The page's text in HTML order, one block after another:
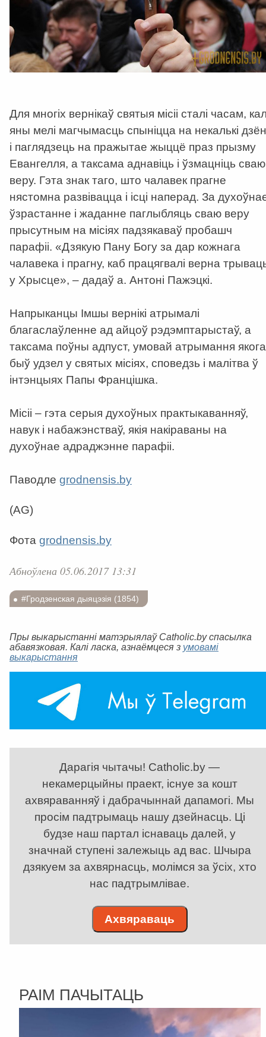
Для многіх вернікаў святыя місіі сталі часам,
яны мелі магчымасць спыніцца на некалькі дзён
і паглядзець на пражытае жыццё праз прызму
Евангелля, а таксама аднавіць і ўзмацніць сваю
веру. Гэта знак таго, што чалавек прагне
нястомна развівацца і ісці наперад. За
ўзрастанне і жаданне паглыбляць сваю веру
прысутным на місіях падзякаваў пробашч
парафіі. «Дзякую Пану Богу за дар кожнага
чалавека і прагну, каб працягвалі верна
у Хрысце», – дадаў а. Антоні Пажэцкі.
Напрыканцы Імшы вернікі атрымалі
благаслаўленне ад айцоў рэдэмптарыстаў, а
таксама поўны адпуст, умовай атрымання якога
быў удзел у святых місіях, споведзь і малітва ў
інтэнцыях Папы Францішка.
Місіі – гэта серыя духоўных практыкаванняў,
навук і набажэнстваў, якія накіраваны на
духоўнае адраджэнне парафіі.
Паводле grodnensis.by
(AG)
Фота grodnensis.by
Абноўлена 05.06.2017 13:31
#Гродзенская дыяцэзія (1854)
Пры выкарыстанні матэрыялаў Catholic.by спасылка
абавязковая. Калі ласка, азнаёмцеся з умовамі
выкарыстання
Дарагія чытачы! Catholic.by —
некамерцыйны праект, існуе за кошт
ахвяраванняў і дабрачыннай дапамогі. Мы
просім падтрымаць нашу дзейнасць. Ці
будзе наш партал існаваць далей, у
значнай ступені залежыць ад вас. Шчыра
дзякуем за ахвярнасць, молімся за ўсіх, хто
нас падтрымлівае.
Ахвяраваць
РАІМ ПАЧЫТАЦЬ